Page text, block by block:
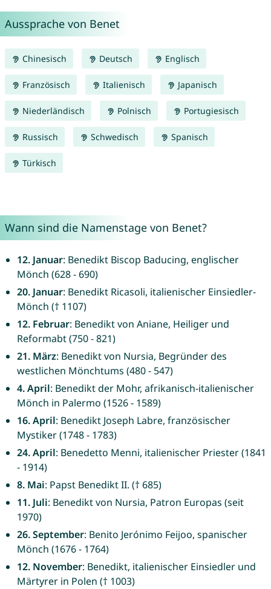
Aussprache von Benet
Chinesisch Deutsch Englisch
Französisch Italienisch Japanisch
Niederländisch Polnisch Portugiesisch
Russisch Schwedisch Spanisch
Türkisch
Wann sind die Namenstage von Benet?
12. Januar: Benedikt Biscop Baducing, englischer
Mönch (628 - 690)
20. Januar: Benedikt Ricasoli, italienischer Einsiedler-
Mönch († 1107)
12. Februar: Benedikt von Aniane, Heiliger und
Reformabt (750 - 821)
21. März: Benedikt von Nursia, Begründer des
westlichen Mönchtums (480 - 547)
4. April: Benedikt der Mohr, afrikanisch-italienischer
Mönch in Palermo (1526 - 1589)
16. April: Benedikt Joseph Labre, französischer
Mystiker (1748 - 1783)
24. April: Benedetto Menni, italienischer Priester (1841
- 1914)
8. Mai: Papst Benedikt II. († 685)
11. Juli: Benedikt von Nursia, Patron Europas (seit
1970)
26. September: Benito Jerónimo Feijoo, spanischer
Mönch (1676 - 1764)
12. November: Benedikt, italienischer Einsiedler und
Märtyrer in Polen († 1003)